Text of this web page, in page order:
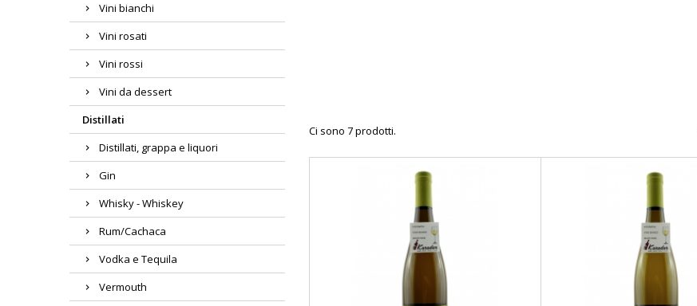
Vini bianchi
Vini rosati
Vini rossi
Vini da dessert
Distillati
Distillati, grappa e liquori
Gin
Whisky - Whiskey
Rum/Cachaca
Vodka e Tequila
Vermouth
Ci sono 7 prodotti.